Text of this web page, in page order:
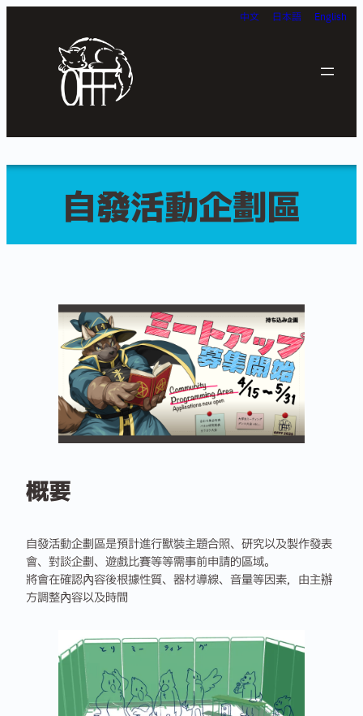
English
日本語
中文
自發活動企劃區
概要
自發活動企劃區是預計進行獸裝主題合照、研究以及製作發表
會、對談企劃、遊戲比賽等等需事前申請的區域。
將會在確認內容後根據性質、器材導線、音量等因素，由主辦
方調整內容以及時間